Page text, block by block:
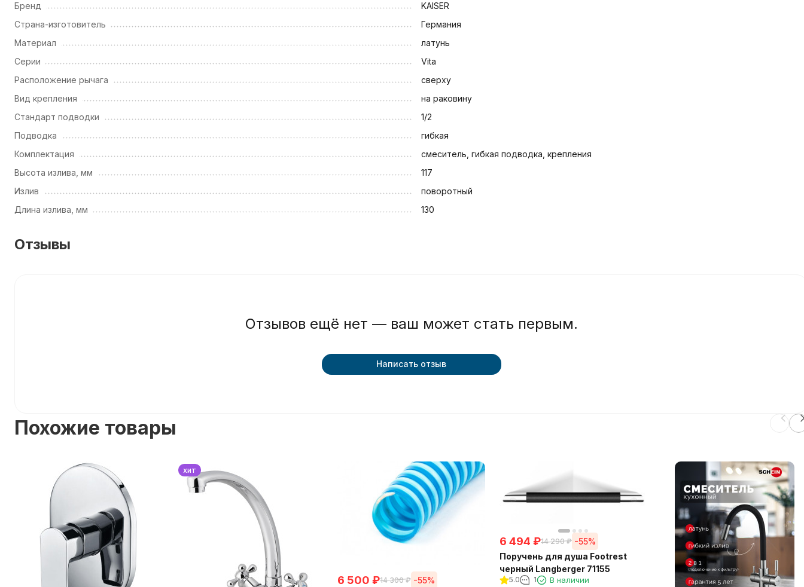
Бренд
KAISER
Страна-изготовитель
Германия
Материал
латунь
Серии
Vita
Расположение рычага
сверху
Вид крепления
на раковину
Стандарт подводки
1/2
Подводка
гибкая
Комплектация
смеситель, гибкая подводка, крепления
Высота излива, мм
117
Излив
поворотный
Длина излива, мм
130
Отзывы
Отзывов ещё нет — ваш может стать первым.
Написать отзыв
Похожие товары
хит
6 500 ₽14 300 ₽ -55%
6 494 ₽14 290 ₽ -55%
Поручень для душа Footrest
черный Langberger 71155
5.0 1 В наличии